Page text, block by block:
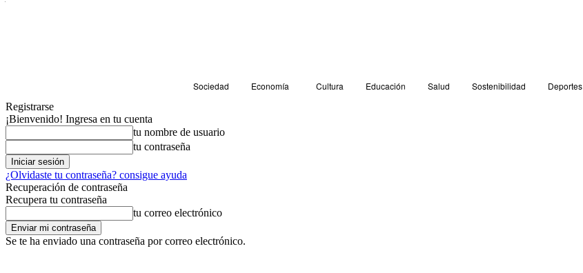
Sociedad Economía Cultura Educación Salud Sostenibilidad Deportes
Registrarse
¡Bienvenido! Ingresa en tu cuenta
tu nombre de usuario
tu contraseña
¿Olvidaste tu contraseña? consigue ayuda
Recuperación de contraseña
Recupera tu contraseña
tu correo electrónico
Se te ha enviado una contraseña por correo electrónico.